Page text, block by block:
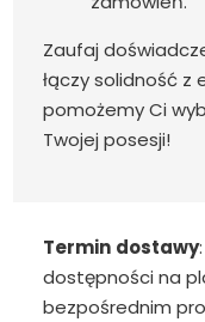
Zaufaj
łączy solidność z
pomożemy Ci
Twojej posesji!
Termin dostawy
dostępności na
bezpośrednim